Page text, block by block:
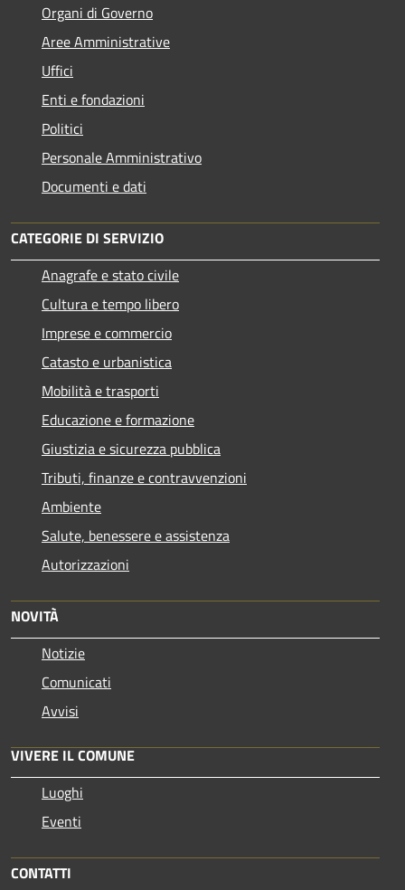
Organi di Governo
Aree Amministrative
Uffici
Enti e fondazioni
Politici
Personale Amministrativo
Documenti e dati
CATEGORIE DI SERVIZIO
Anagrafe e stato civile
Cultura e tempo libero
Imprese e commercio
Catasto e urbanistica
Mobilità e trasporti
Educazione e formazione
Giustizia e sicurezza pubblica
Tributi, finanze e contravvenzioni
Ambiente
Salute, benessere e assistenza
Autorizzazioni
NOVITÀ
Notizie
Comunicati
Avvisi
VIVERE IL COMUNE
Luoghi
Eventi
CONTATTI